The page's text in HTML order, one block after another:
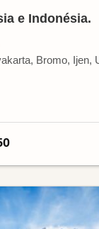
e Indonésia.
Bromo, Ijen,